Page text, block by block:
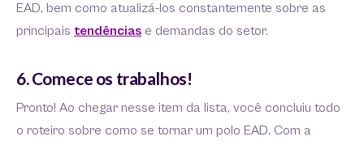
EAD, bem como atualizá-los constantemente sobre as
principais tendências e demandas do setor.
6. Comece os trabalhos!
Pronto! Ao chegar nesse item da lista, você concluiu todo
o roteiro sobre como se tornar um polo EAD. Com a